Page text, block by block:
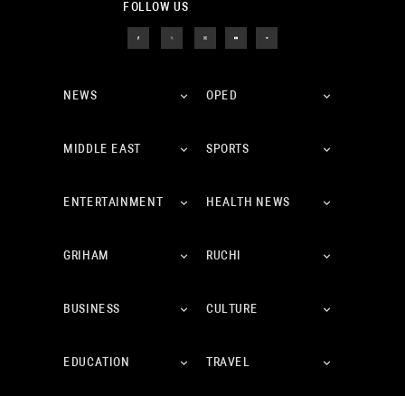
FOLLOW US
NEWS OPED
MIDDLE EAST SPORTS
ENTERTAINMENT HEALTH NEWS
GRIHAM RUCHI
BUSINESS CULTURE
EDUCATION TRAVEL